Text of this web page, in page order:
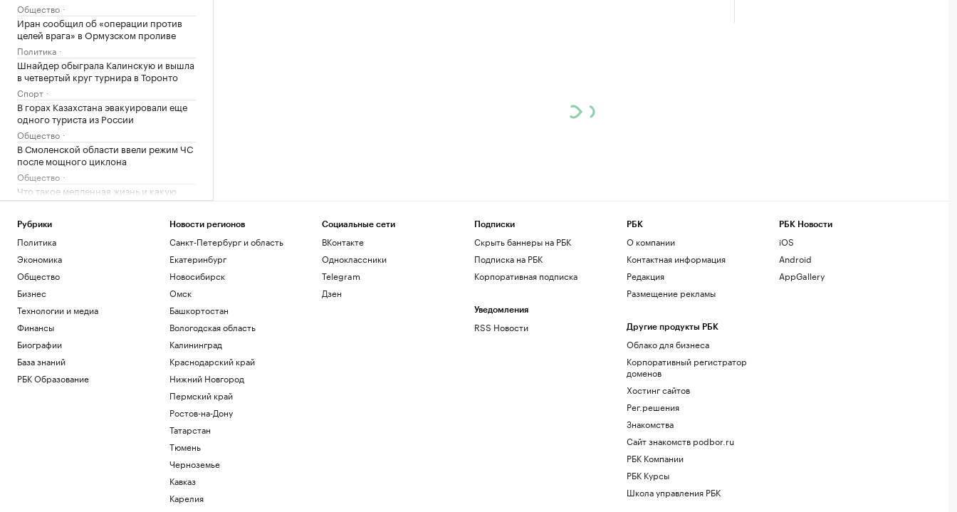
Общество
Иран сообщил об «операции против
целей врага» в Ормузском проливе
Политика
Шнайдер обыграла Калинскую и вышла
в четвертый круг турнира в Торонто
Спорт
В горах Казахстана эвакуировали еще
одного туриста из России
Общество
В Смоленской области ввели режим ЧС
после мощного циклона
Общество
Что такое медленная жизнь и какую
роль в этом играет дерево
РБК и Старквуд
Эксперты и студенты назвали
преимущества обучения за рубежом
РАДИО
Общество
Сеул счел санкции Британии против
России угрозой своей
энергобезопасности
Политика
На 88-м году жизни ушел из жизни
художник Николай Марков
Общество
Рубрики
Политика
Экономика
Общество
Бизнес
Технологии и медиа
Финансы
Биографии
База знаний
РБК Образование
Новости регионов
Санкт-Петербург и область
Екатеринбург
Новосибирск
Омск
Башкортостан
Вологодская область
Калининград
Краснодарский край
Нижний Новгород
Пермский край
Ростов-на-Дону
Татарстан
Тюмень
Черноземье
Кавказ
Карелия
Социальные сети
ВКонтакте
Одноклассники
Telegram
Дзен
Подписки
Скрыть баннеры на РБК
Подписка на РБК
Корпоративная подписка
Уведомления
RSS Новости
РБК
О компании
Контактная информация
Редакция
Размещение рекламы
Другие продукты РБК
Облако для бизнеса
Корпоративный регистратор
доменов
Хостинг сайтов
Рег.решения
Знакомства
Сайт знакомств podbor.ru
РБК Компании
РБК Курсы
Школа управления РБК
РБК Новости
iOS
Android
AppGallery